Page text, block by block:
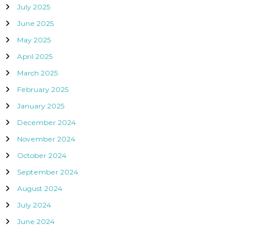
July 2025
June 2025
May 2025
April 2025
March 2025
February 2025
January 2025
December 2024
November 2024
October 2024
September 2024
August 2024
July 2024
June 2024